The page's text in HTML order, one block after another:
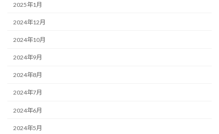
2025年1月
2024年12月
2024年10月
2024年9月
2024年8月
2024年7月
2024年6月
2024年5月